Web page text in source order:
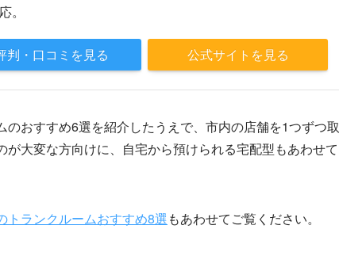
。
判・口コミを見る 公式サイトを見る
おすすめ6選を紹介したうえで、市内の店舗を1つずつ取
大変な方向けに、自宅から預けられる宅配型もあわせて
トランクルームおすすめ8選もあわせてご覧ください。